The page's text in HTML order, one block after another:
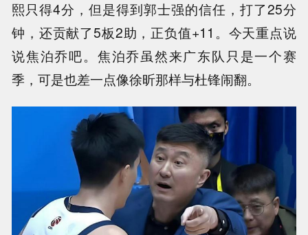
熙只得4分，但是得到郭士强的信任，打了25分
钟，还贡献了5板2助，正负值+11。今天重点说
说焦泊乔吧。焦泊乔虽然来广东队只是一个赛
季，可是也差一点像徐昕那样与杜锋闹翻。